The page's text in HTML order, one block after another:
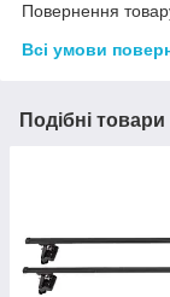
Повернення
Всі умови
Подібні товари